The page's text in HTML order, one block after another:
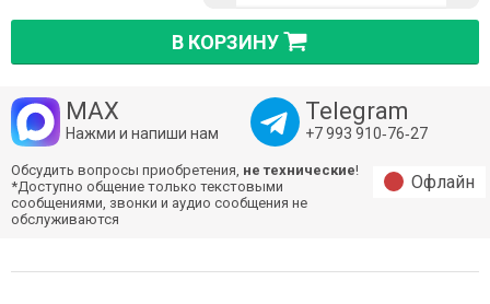
В КОРЗИНУ
MAX
Нажми и напиши нам
Telegram
+7 993 910‑76‑27
Обсудить вопросы приобретения, не технические!
*Доступно общение только текстовыми
сообщениями, звонки и аудио сообщения не
обслуживаются
Офлайн